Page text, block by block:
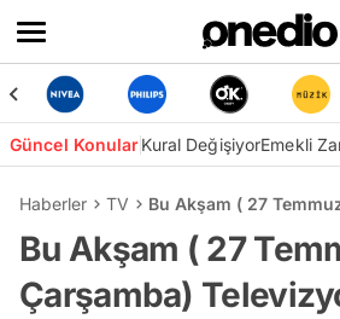
Güncel KonularKural DeğişiyorEmekli
Haberler TV Bu Akşam ( 27
Bu Akşam ( 27
Çarşamba)